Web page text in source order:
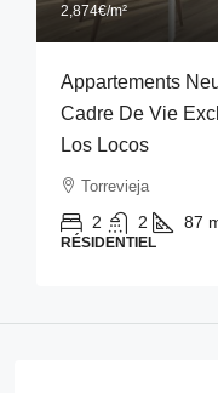
2,874€/m²
Appartements
Cadre De Vie
Los Locos
Torrevieja
2 2 87
RÉSIDENTIEL